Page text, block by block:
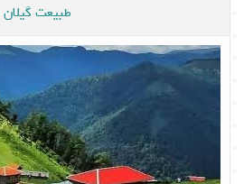
طبیعت گیلان